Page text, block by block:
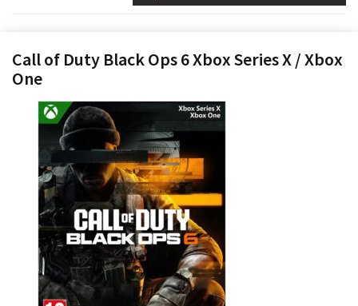
Call of Duty Black Ops 6 Xbox Series X / Xbox
One